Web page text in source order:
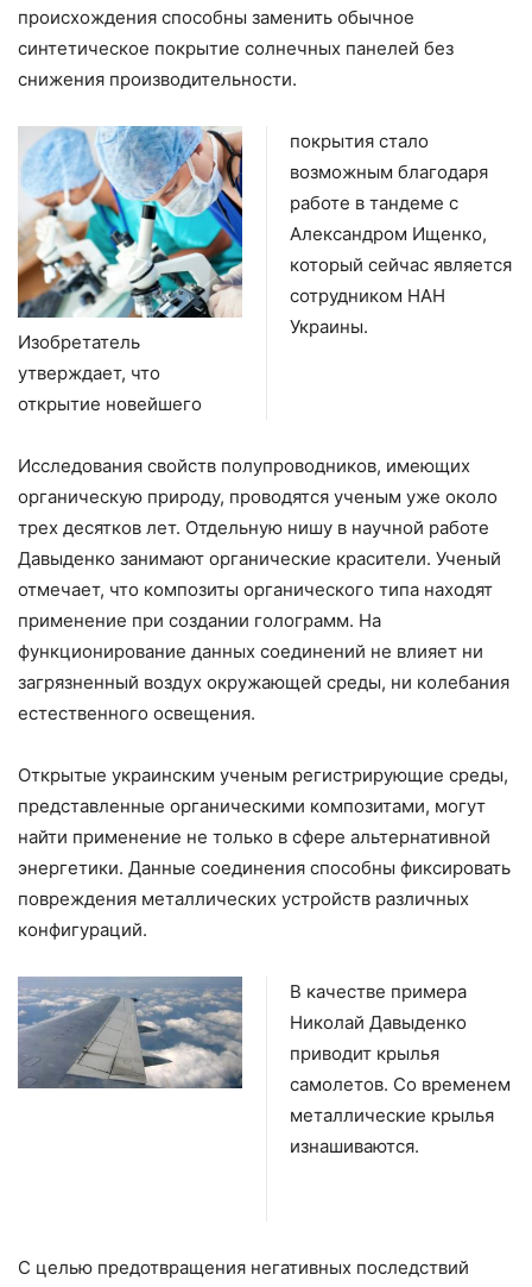
происхождения способны заменить обычное
синтетическое покрытие солнечных панелей без
снижения производительности.
Изобретатель
утверждает, что
открытие новейшего
покрытия стало
возможным благодаря
работе в тандеме с
Александром Ищенко,
который сейчас является
сотрудником НАН
Украины.
Исследования свойств полупроводников, имеющих
органическую природу, проводятся ученым уже около
трех десятков лет. Отдельную нишу в научной работе
Давыденко занимают органические красители. Ученый
отмечает, что композиты органического типа находят
применение при создании голограмм. На
функционирование данных соединений не влияет ни
загрязненный воздух окружающей среды, ни колебания
естественного освещения.
Открытые украинским ученым регистрирующие среды,
представленные органическими композитами, могут
найти применение не только в сфере альтернативной
энергетики. Данные соединения способны фиксировать
повреждения металлических устройств различных
конфигураций.
В качестве примера
Николай Давыденко
приводит крылья
самолетов. Со временем
металлические крылья
изнашиваются.
С целью предотвращения негативных последствий